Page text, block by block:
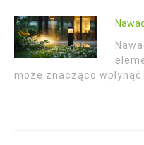
może znacząco wpłynąć